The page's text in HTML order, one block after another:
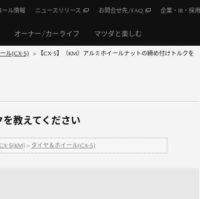
オーナー/カーライフ マツダと楽しむ
ール情報 ニュースリリース お問合せ先/FAQ 企業・IR・採用
ル(CX-5) >
【CX-5】（KM）アルミホイールナットの締め付けトルクを
教えてください
5(KM)> タイヤ＆ホイール(CX-5)